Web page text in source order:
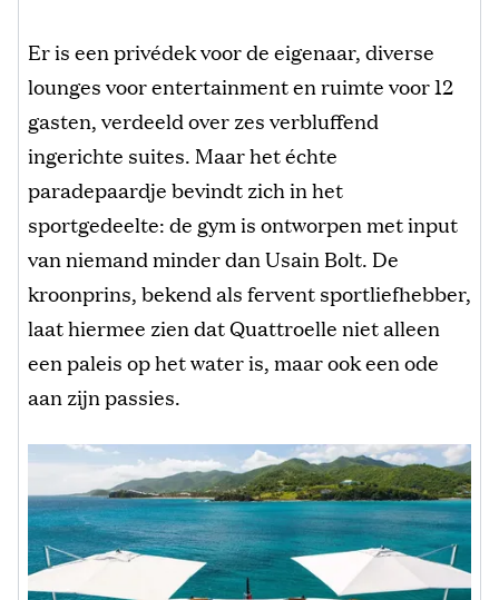
Er is een privédek voor de eigenaar, diverse
lounges voor entertainment en ruimte voor 12
gasten, verdeeld over zes verbluffend
ingerichte suites. Maar het échte
paradepaardje bevindt zich in het
sportgedeelte: de gym is ontworpen met input
van niemand minder dan Usain Bolt. De
kroonprins, bekend als fervent sportliefhebber,
laat hiermee zien dat Quattroelle niet alleen
een paleis op het water is, maar ook een ode
aan zijn passies.